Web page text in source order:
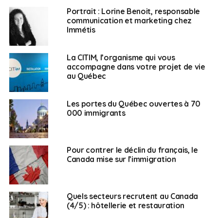
demandant l’application des dispositions des accords
de reconnaissance mutuelle (ARM) applicables à la
profession, et à condition de prouver qu’ils
appartiennent à un barreau en France.
alors remplir un dossier d’admission et réussir un
examen de déontologie et pratique professionnelle »,
précise Me Mignon. Dans le reste du Canada, les
avocats français devront retourner sur les bancs de la
faculté, avec toutefois la possibilité de voir certains
cours reconnus.
Des arguments pour
séduire
Le cabinet Immétis recommande ainsi aux futurs
immigrants de se renseigner sur le Canada, sur ses
provinces, et sur les différentes possibilités pour s’y
installer.« Je rencontre tellement de familles ayant
Portrait : Lorine Benoit, responsable
communication et marketing chez
Immétis
La CITIM, l’organisme qui vous
accompagne dans votre projet de vie
au Québec
Les portes du Québec ouvertes à 70
000 immigrants
Pour contrer le déclin du français, le
Canada mise sur l’immigration
Quels secteurs recrutent au Canada
(4/5) : hôtellerie et restauration